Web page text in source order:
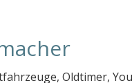
Oldtimer,